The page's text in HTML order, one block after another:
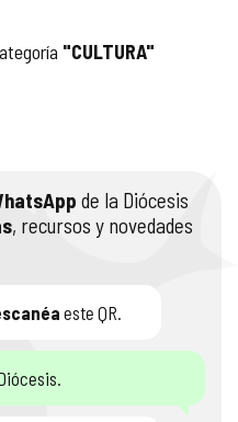
"CULTURA"
de la Diócesis
, recursos y novedades
este QR.